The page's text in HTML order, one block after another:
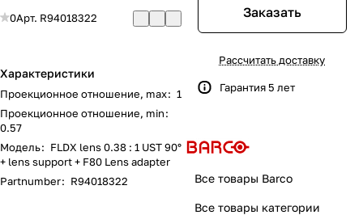
0Арт. R94018322
Характеристики
Проекционное отношение, max: 1
Проекционное отношение, min:
0.57
Модель: FLDX lens 0.38 : 1 UST 90°
+ lens support + F80 Lens adapter
Partnumber: R94018322
Заказать
Рассчитать доставку
Гарантия 5 лет
Все товары Barco
Все товары категории